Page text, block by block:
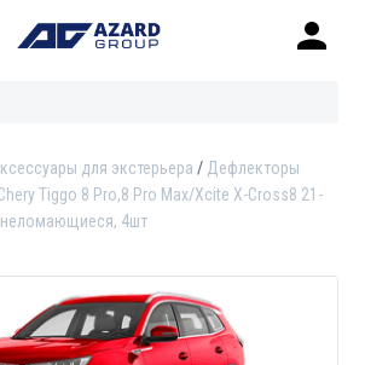
для экстерьера
Дефлекторы
Tiggo 8 Pro,8 Pro Max/Xcite X-Cross8 21-
неломающиеся, 4шт